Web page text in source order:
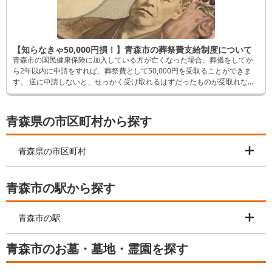
【知らなきゃ50,000円損！】青森市の葬祭費支給制度について
青森市の国民健康保険に加入している方が亡くなった場合、葬儀をしてか
ら2年以内に申請をすれば、葬祭費として50,000円を受取ることができま
す。 逆に申請しないと、せっかく受け取れるはずだったものが受取れなく
なってしまいます。 そんなことにならないよう、この記事では申請方法な
青森県の市区町村から探す
青森県の市区町村
青森市の駅から探す
青森市の駅
青森市のお墓・墓地・霊園を探す